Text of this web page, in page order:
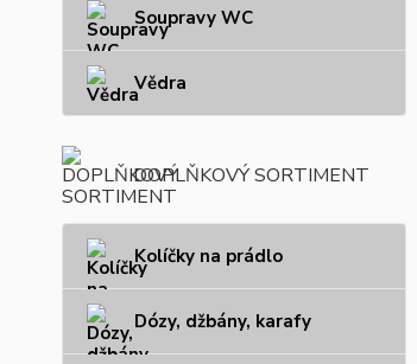
Soupravy WC
Vědra
DOPLŇKOVÝ SORTIMENT
Kolíčky na prádlo
Dózy, džbány, karafy